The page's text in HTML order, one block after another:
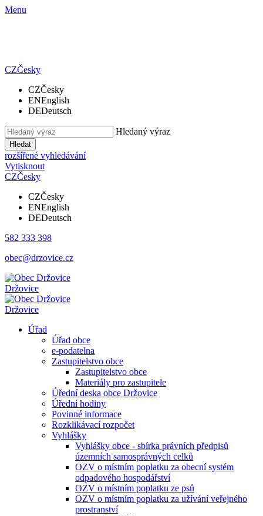
Menu
CZČesky
CZČesky
ENEnglish
DEDeutsch
Hledaný výraz
Hledat
rozšířené vyhledávání
Vytisknout
CZČesky
CZČesky
ENEnglish
DEDeutsch
582 333 398
obec@drzovice.cz
Držovice
Držovice
Úřad
Úřad obce
e-podatelna
Zastupitelstvo obce
Zastupitelstvo obce
Materiály pro zastupitele
Úřední deska obce Držovice
Úřední hodiny
Povinné informace
Rozklikávací rozpočet
Vyhlášky
Vyhlášky obce - sbírka právních předpisů
územních samosprávných celků
OZV o místním poplatku za obecní systém
odpadového hospodářství
OZV o místním poplatku ze psů
OZV o místním poplatku za užívání veřejného
prostranství